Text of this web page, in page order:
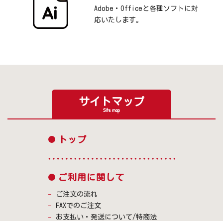
Adobe・Officeと各種ソフトに対
応いたします。
サイトマップ
Site map
トップ
ご利用に関して
ご注文の流れ
FAXでのご注文
お支払い・発送について/特商法